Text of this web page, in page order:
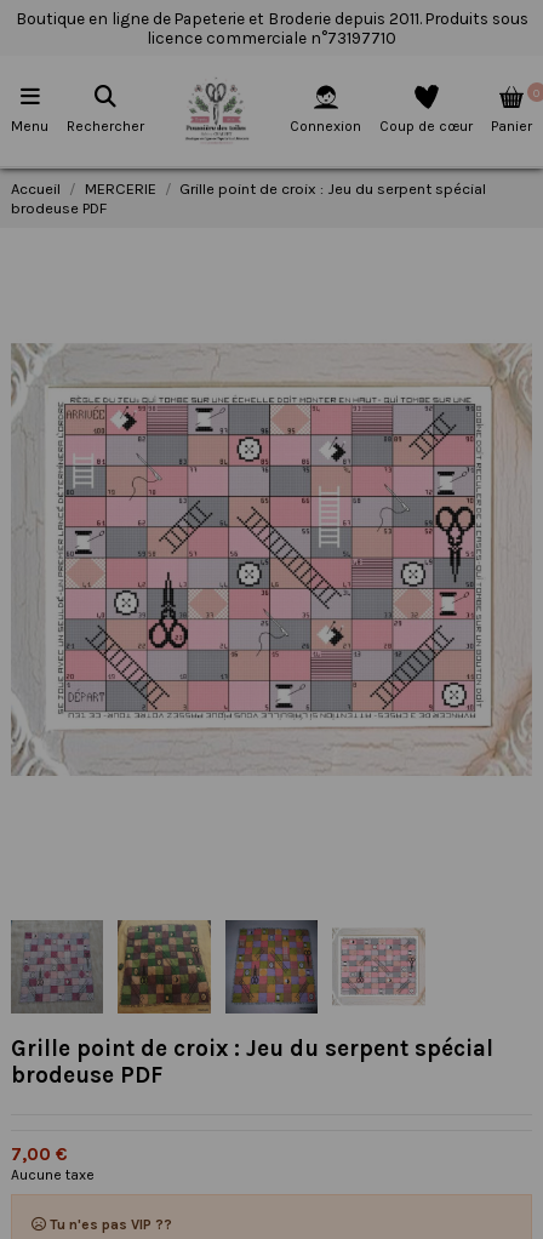
Boutique en ligne de Papeterie et Broderie depuis 2011. Produits sous
licence commerciale n°73197710
Menu Rechercher Connexion Coup de cœur
0
Panier
Accueil MERCERIE
Grille point de croix : Jeu du serpent spécial
brodeuse PDF
Grille point de croix : Jeu du serpent spécial
brodeuse PDF
7,00 €
Aucune taxe
Tu n'es pas VIP ??